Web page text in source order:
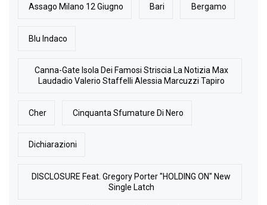
Assago Milano 12 Giugno Bari Bergamo
Blu Indaco
Canna-Gate Isola Dei Famosi Striscia La Notizia Max
Laudadio Valerio Staffelli Alessia Marcuzzi Tapiro
Cher Cinquanta Sfumature Di Nero
Dichiarazioni
DISCLOSURE Feat. Gregory Porter "HOLDING ON" New
Single Latch